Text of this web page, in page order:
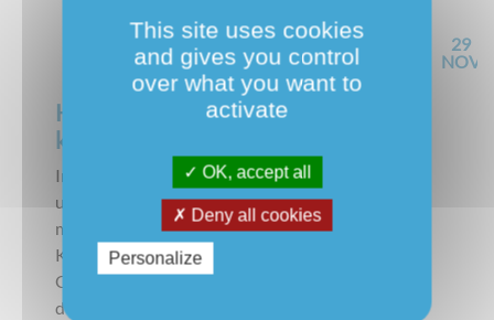
29
NOV
Hiaten in de dekking van
klimaatschade door verzekeringen
In een proactief antwoord op de groeiende
uitdagingen die de klimaatverandering met zich
meebrengt, organiseerde de Dienst
Klimaatverandering van de Federale
Overheidsdienst Volksgezondheid, Veiligheid van
de Voedselketen en Leefmilieu onlangs op 16
Previous
This site uses cookies
and gives you control
over what you want to
activate
OK, accept all
Deny all cookies
Personalize